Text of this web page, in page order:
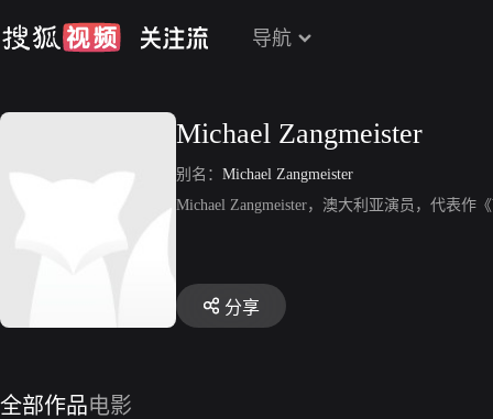
导航
Michael Zangmeister
别名： Michael Zangmeister
Michael Zangmeister，澳大利亚演员，代表作
分享
全部作品电影